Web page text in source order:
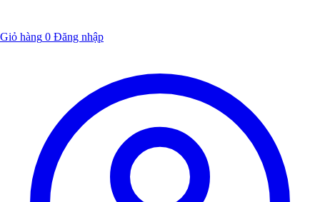
Giỏ hàng 0 Đăng nhập